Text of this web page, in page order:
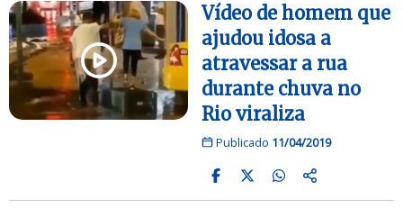
Vídeo de homem que
ajudou idosa a
atravessar a rua
durante chuva no
Rio viraliza
Publicado 11/04/2019